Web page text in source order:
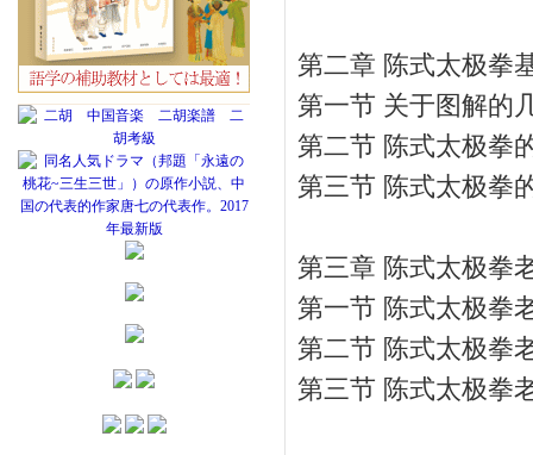
第二章 陈式太极拳
第一节 关于图解的
第二节 陈式太极拳
第三节 陈式太极拳
第三章 陈式太极拳
第一节 陈式太极拳
第二节 陈式太极拳
第三节 陈式太极拳